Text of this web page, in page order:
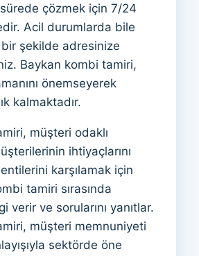
sürede çözmek için 7/24
Acil durumlarda bile
bir şekilde adresinize
Baykan kombi tamiri,
önemseyerek
kalmaktadır.
müşteri odaklı
ihtiyaçlarını
karşılamak için
tamiri sırasında
verir ve sorularını yanıtlar.
müşteri memnuniyeti
sektörde öne